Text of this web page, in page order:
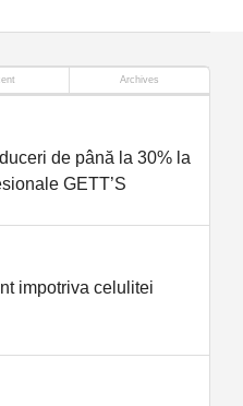
Archives
de până la 30% la
GETT’S
impotriva celulitei